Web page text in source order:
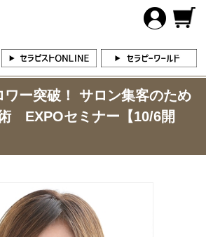
ワー突破！ サロン集客のため
EXPOセミナー【10/6開